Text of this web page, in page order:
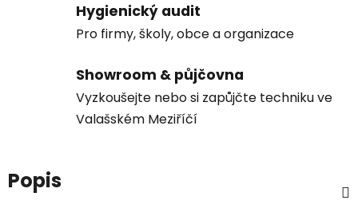
Hygienický audit
Pro firmy, školy, obce a organizace
Showroom & půjčovna
Vyzkoušejte nebo si zapůjčte techniku ve
Valašském Meziříčí
Popis